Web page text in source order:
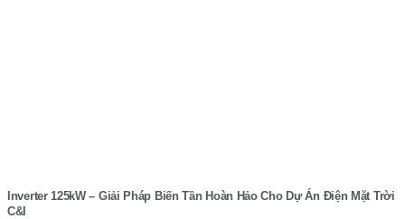
Inverter 125kW – Giải Pháp Biến Tần Hoàn Hảo Cho Dự Án Điện Mặt Trời
C&I